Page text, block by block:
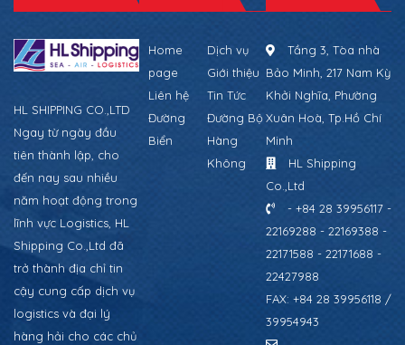
HL SHIPPING CO.,LTD
Ngay từ ngày đầu
tiên thành lập, cho
đến nay sau nhiều
năm hoạt động trong
lĩnh vực Logistics, HL
Shipping Co.,Ltd đã
trở thành địa chỉ tin
cậy cung cấp dịch vụ
logistics và đại lý
hàng hải cho các chủ
Home
page
Dịch vụ
Giới thiệu
Liên hệ
Tin Tức
Đường
Biển
Đường Bộ
Hàng
Không
Tầng 3, Tòa nhà
Bảo Minh, 217 Nam Kỳ
Khởi Nghĩa, Phường
Xuân Hoà, Tp.Hồ Chí
Minh
HL Shipping
Co.,Ltd
- +84 28 39956117 -
22169288 - 22169388 -
22171588 - 22171688 -
22427988
FAX: +84 28 39956118 /
39954943